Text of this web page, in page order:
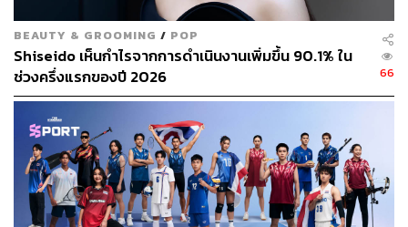
TAGS: BlackRock MSCI
Ryota Takada
Japan
BEAUTY & GROOMING / POP
Shiseido เห็นกำไรจากการดำเนินงานเพิ่มขึ้น 90.1% ใน
ช่วงครึ่งแรกของปี 2026
66